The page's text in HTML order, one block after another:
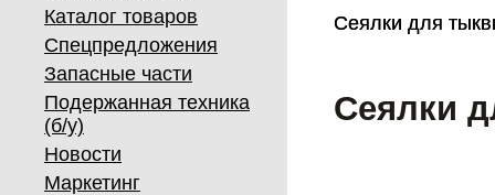
Каталог товаров
Спецпредложения
Запасные части
Подержанная техника
(б/у)
Новости
Маркетинг
Сеялки для
Сеялки для
Сеялки